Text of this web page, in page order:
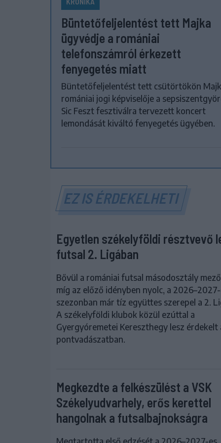
Büntetőfeljelentést tett Majka
ügyvédje a romániai
telefonszámról érkezett
fenyegetés miatt
Büntetőfeljelentést tett csütörtökön
romániai jogi képviselője a
Sic Feszt fesztiválra tervezett koncert
lemondását kiváltó fenyegetés ügyében.
EZ IS ÉRDEKELHETI
Egyetlen székelyföldi résztvevő
futsal 2. Ligában
Bővül a romániai futsal másodosztály
míg az előző idényben nyolc, a
szezonban már tíz együttes szerepel a 2.
A székelyföldi klubok közül ezúttal a
Gyergyóremetei Kereszthegy lesz érdekelt
pontvadászatban.
Megkezdte a felkészülést a VSK
Székelyudvarhely, erős kerettel
hangolnak a futsalbajnokságra